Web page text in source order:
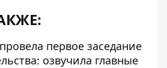
первое заседание
озвучила главные